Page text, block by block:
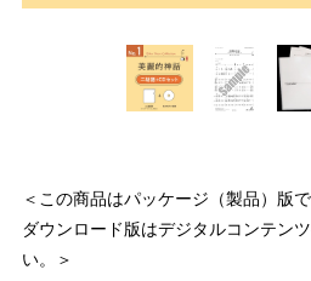
＜この商品はパッケージ（製品）版で
ダウンロード版はデジタルコンテン
い。＞